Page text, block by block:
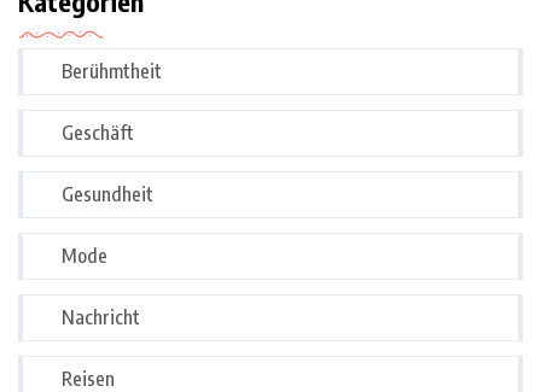
Berühmtheit
Geschäft
Gesundheit
Mode
Nachricht
Reisen